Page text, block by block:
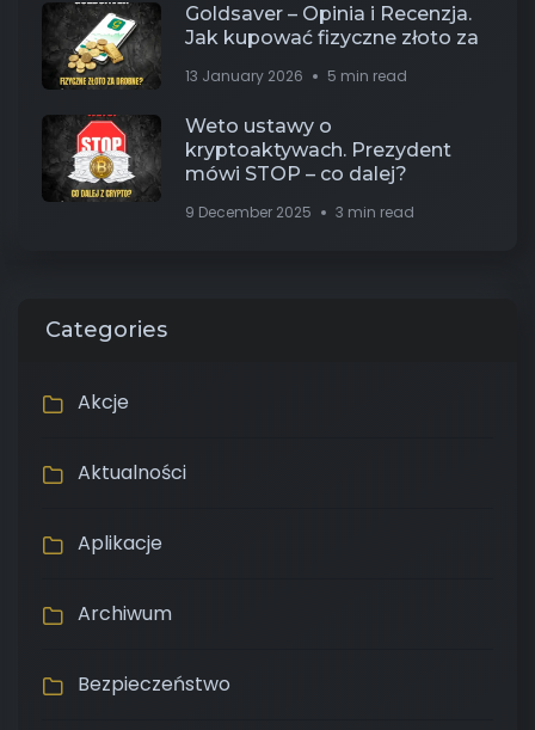
Goldsaver – Opinia i Recenzja.
Jak kupować fizyczne złoto za
13 January 2026 5 min read
Weto ustawy o
kryptoaktywach. Prezydent
mówi STOP – co dalej?
9 December 2025 3 min read
Categories
Akcje
Aktualności
Aplikacje
Archiwum
Bezpieczeństwo